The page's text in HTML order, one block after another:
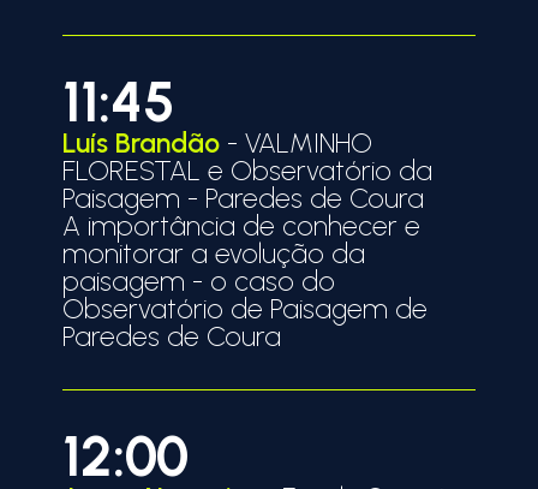
11:45
Luís Brandão - VALMINHO
FLORESTAL e Observatório da
Paisagem - Paredes de Coura
A importância de conhecer e
monitorar a evolução da
paisagem - o caso do
Observatório de Paisagem de
Paredes de Coura
12:00